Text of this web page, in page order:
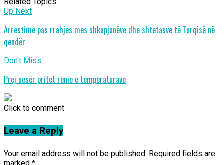
Up Next
Arrestime pas rrahjes mes shkupjanëve dhe shtetasve të Turqisë në
qendër
Don't Miss
Prej nesër pritet rënie e temperaturave
Click to comment
Leave a Reply
Your email address will not be published. Required fields are
marked *